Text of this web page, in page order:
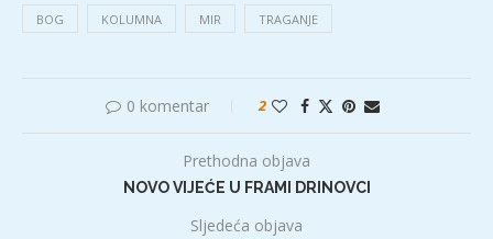
BOG KOLUMNA MIR TRAGANJE
0 komentar 2
Prethodna objava
NOVO VIJEĆE U FRAMI DRINOVCI
Sljedeća objava